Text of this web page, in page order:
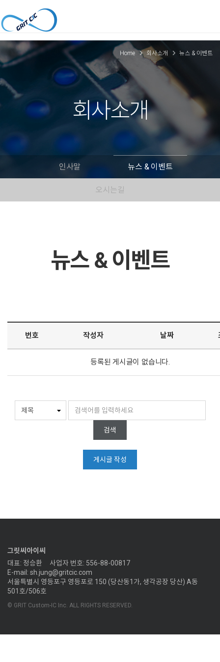
회사소개
Home 회사소개 뉴스 & 이벤트
인사말 뉴스 & 이벤트
오시는길
뉴스 & 이벤트
번호 작성자 날짜
등록된 게시글이 없습니다.
검색
게시글 작성
그릿씨아이씨
대표: 정승환
사업자 번호: 556-88-00817
E-mail: sh.jung@gritcic.com
서울특별시 영등포구 영등포로 150 (당산동1가, 생각공장 당산) A동
501호/506호
© GRIT Custom-IC Inc. ALL RIGHTS RESERVED.